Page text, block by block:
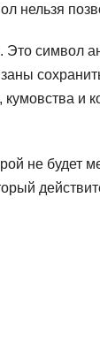
нельзя
символ
и
не будет